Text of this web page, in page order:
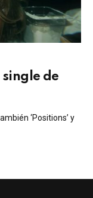
de
‘Positions’ y